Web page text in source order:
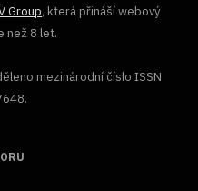
Group, která přináší webový
než 8 let.
mezinárodní číslo ISSN